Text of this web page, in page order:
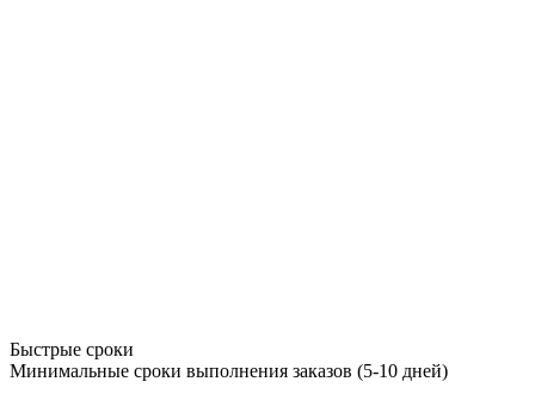
Быстрые сроки
Минимальные сроки выполнения заказов (5-10 дней)